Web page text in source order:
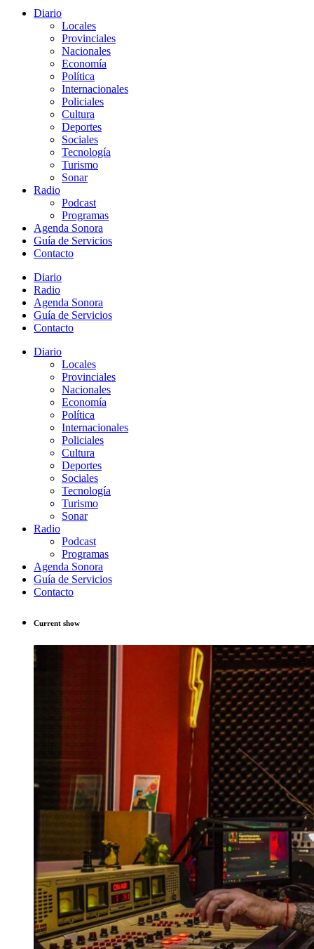
Diario
Locales
Provinciales
Nacionales
Economía
Política
Internacionales
Policiales
Cultura
Deportes
Sociales
Tecnología
Turismo
Sonar
Radio
Podcast
Programas
Agenda Sonora
Guía de Servicios
Contacto
Diario
Radio
Agenda Sonora
Guía de Servicios
Contacto
Diario
Locales
Provinciales
Nacionales
Economía
Política
Internacionales
Policiales
Cultura
Deportes
Sociales
Tecnología
Turismo
Sonar
Radio
Podcast
Programas
Agenda Sonora
Guía de Servicios
Contacto
Current show